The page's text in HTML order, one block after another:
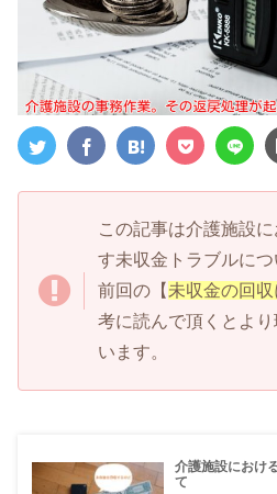
この記事は介護施設
す未収金トラブルにつ
前回の【 未収金の回
考に読んで頂くとよ
います。
介護施設におけ
て